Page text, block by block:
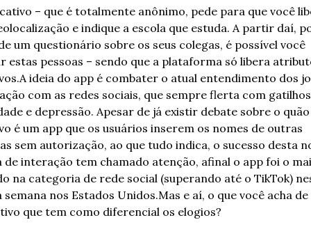
– que é totalmente anônimo, pede para que você
e indique a escola que estuda. A partir daí,
um questionário sobre os seus colegas, é possível você
estas pessoas – sendo que a plataforma só libera
A ideia do app é combater o atual entendimento dos
com as redes sociais, que sempre flerta com
e depressão. Apesar de já existir debate sobre o quão
é um app que os usuários inserem os nomes de outras
sem autorização, ao que tudo indica, o sucesso desta
interação tem chamado atenção, afinal o app foi o
na categoria de rede social (superando até o TikTok)
semana nos Estados Unidos.Mas e aí, o que você acha de
que tem como diferencial os elogios?